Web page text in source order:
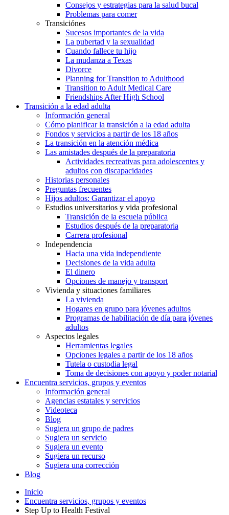
Consejos y estrategias para la salud bucal
Problemas para comer
Transiciónes
Sucesos importantes de la vida
La pubertad y la sexualidad
Cuando fallece tu hijo
La mudanza a Texas
Divorce
Planning for Transition to Adulthood
Transition to Adult Medical Care
Friendships After High School
Transición a la edad adulta
Información general
Cómo planificar la transición a la edad adulta
Fondos y servicios a partir de los 18 años
La transición en la atención médica
Las amistades después de la preparatoria
Actividades recreativas para adolescentes y
adultos con discapacidades
Historias personales
Preguntas frecuentes
Hijos adultos: Garantizar el apoyo
Estudios universitarios y vida profesional
Transición de la escuela pública
Estudios después de la preparatoria
Carrera profesional
Independencia
Hacia una vida independiente
Decisiones de la vida adulta
El dinero
Opciones de manejo y transport
Vivienda y situaciones familiares
La vivienda
Hogares en grupo para jóvenes adultos
Programas de habilitación de día para jóvenes
adultos
Aspectos legales
Herramientas legales
Opciones legales a partir de los 18 años
Tutela o custodia legal
Toma de decisiones con apoyo y poder notarial
Encuentra servicios, grupos y eventos
Información general
Agencias estatales y servicios
Videoteca
Blog
Sugiera un grupo de padres
Sugiera un servicio
Sugiera un evento
Sugiera un recurso
Sugiera una corrección
Blog
Inicio
Encuentra servicios, grupos y eventos
Step Up to Health Festival